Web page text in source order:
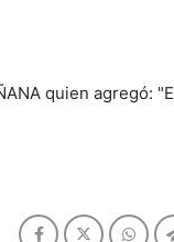
quien agregó: